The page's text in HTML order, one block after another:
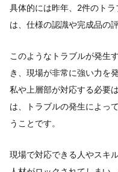
具体的には昨年、2件のト
は、仕様の認識や完成品の
このようなトラブルが発生
き、現場が非常に強い力を
私や上層部が対応する必要
は、トラブルの発生によっ
うことです。
現場で対応できる人やスキ